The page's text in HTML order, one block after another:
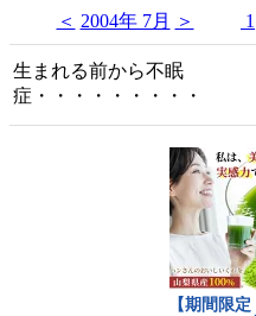
＜ 2004年 7月 ＞ 1
生まれる前から不眠
症・・・・・・・・・